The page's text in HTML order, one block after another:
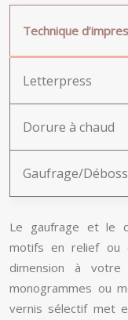
Technique
Letterpress
Dorure à chaud
Gaufrage/
Le gaufrage et le
motifs en relief ou
dimension à
monogrammes ou
vernis sélectif met